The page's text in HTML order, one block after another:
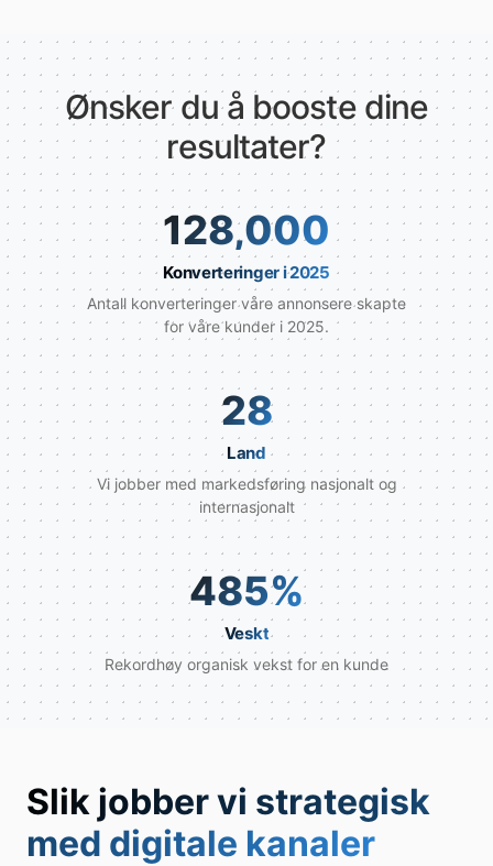
Ønsker du å booste dine
resultater?
128,000
Konverteringer i 2025
Antall konverteringer våre annonsere skapte
for våre kunder i 2025.
28
Land
Vi jobber med markedsføring nasjonalt og
internasjonalt
485%
Veskt
Rekordhøy organisk vekst for en kunde
Slik jobber vi strategisk
med digitale kanaler